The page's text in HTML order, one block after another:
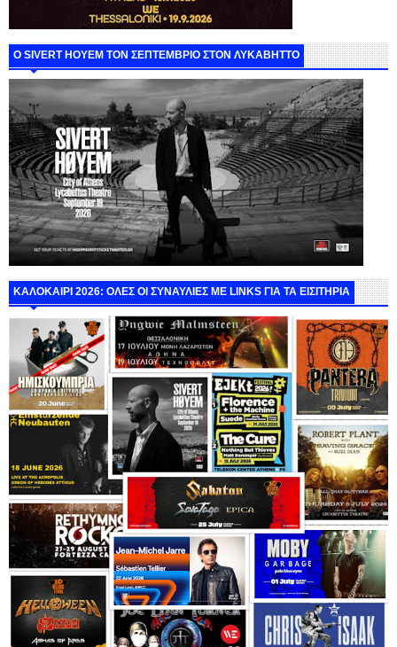
Ο SIVERT HOYEM ΤΟΝ ΣΕΠΤΕΜΒΡΙΟ ΣΤΟΝ ΛΥΚΑΒΗΤΤΟ
ΚΑΛΟΚΑΙΡΙ 2026: ΟΛΕΣ ΟΙ ΣΥΝΑΥΛΙΕΣ ΜΕ LINKS ΓΙΑ ΤΑ ΕΙΣΙΤΗΡΙΑ